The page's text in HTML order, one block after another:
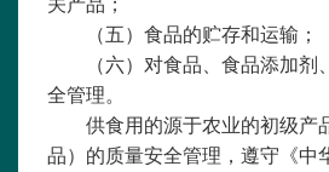
（五）食品的贮存和运输；
（六）对食品、食品添加剂
全管理。
供食用的源于农业的初级产
品）的质量安全管理，遵守《中